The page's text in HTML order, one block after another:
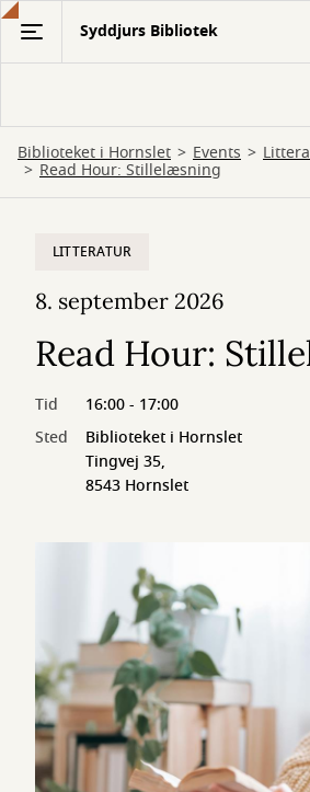
Gå
hovedindhold
Syddjurs Bibliotek
Biblioteket i Hornslet Events
Read Hour: Stillelæsning
LITTERATUR
8. september 2026
Read Hour:
Tid
16:00 - 17:00
Sted
Biblioteket i Hornslet
Tingvej 35,
8543 Hornslet